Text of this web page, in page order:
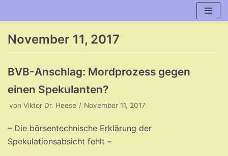
November 11, 2017
BVB-Anschlag: Mordprozess gegen
einen Spekulanten?
von Viktor Dr. Heese November 11, 2017
– Die börsentechnische Erklärung der
Spekulationsabsicht fehlt –